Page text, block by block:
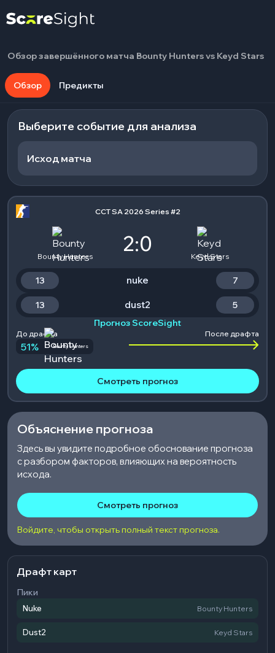
Обзор завершённого матча Bounty Hunters vs Keyd Stars
Обзор Предикты
Выберите событие для анализа
Исход матча
CCT SA 2026 Series #2
Bounty Hunters
2:0
Keyd Stars
13 nuke 7
13 dust2
5
Прогноз ScoreSight
До драфта После драфта
51% Bounty Hunters
Смотреть прогноз
Объяснение прогноза
Здесь вы увидите подробное обоснование прогноза
с разбором факторов, влияющих на вероятность
исхода.
Смотреть прогноз
Войдите, чтобы открыть полный текст прогноза.
Драфт карт
Пики
Nuke Bounty Hunters
Dust2 Keyd Stars